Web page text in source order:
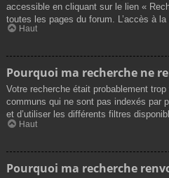
accessible en cliquant sur le lien «
toutes les pages du forum. L’accès à
Haut
Pourquoi ma recherche ne
Votre recherche était probablement
communs qui ne sont pas indexés par
et d’utiliser les différents filtres
Haut
Pourquoi ma recherche